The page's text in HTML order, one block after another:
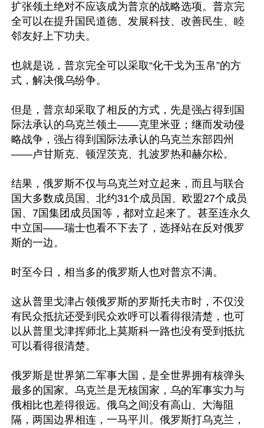
扩张领土绝对不应该成为普京的战略选项。普京完
全可以在提升国民道德、发展科技、改善民生、睦
邻友好上下功夫。
也就是说，普京完全可以采取“化干戈为玉帛”的方
式，解决俄乌纷争。
但是，普京却采取了相反的方式，先是强占得到国
际法承认的乌克兰领土——克里米亚；继而发动侵
略战争，强占得到国际法承认的乌克兰东部四州
——卢甘斯克、顿涅茨克、扎波罗热和赫尔松。
结果，俄罗斯不仅与乌克兰对立起来，而且与联合
国大多数成员国、北约31个成员国、欧盟27个成员
国、7国集团成员国等，都对立起来了。甚至连永久
中立国——瑞士也看不下去了，选择站在反对俄罗
斯的一边。
时至今日，相当多的俄罗斯人也对普京不满。
这从普里戈津占领俄罗斯的罗斯托夫市时，不仅没
有民众抵抗还受到民众欢呼可以看得很清楚，也可
以从普里戈津挥师北上莫斯科一路也没有受到抵抗
可以看得很清楚。
俄罗斯是世界第二军事大国，是全世界拥有核弹头
最多的国家。乌克兰是无核国家，乌的军事实力与
俄相比也差得很远。俄乌之间没有高山、大海阻
隔，两国边界相连，一马平川。俄罗斯打乌克兰，